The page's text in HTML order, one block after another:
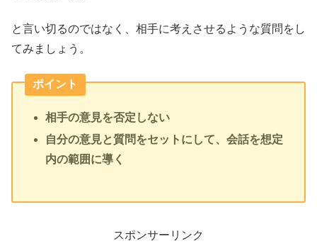
と言い切るのではなく、相手に考えさせるような質問をし
てみましょう。
ポイント
相手の意見を否定しない
自分の意見と質問をセットにして、会話を想定
内の範囲に導く
スポンサーリンク